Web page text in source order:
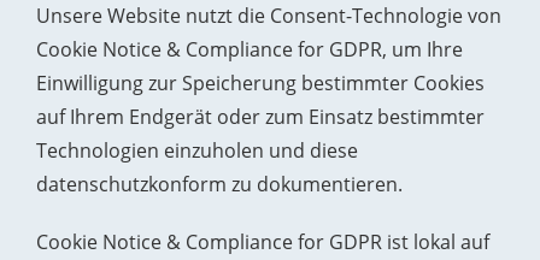
Unsere Website nutzt die Consent-Technologie von
Cookie Notice & Compliance for GDPR, um Ihre
Einwilligung zur Speicherung bestimmter Cookies
auf Ihrem Endgerät oder zum Einsatz bestimmter
Technologien einzuholen und diese
datenschutzkonform zu dokumentieren.
Cookie Notice & Compliance for GDPR ist lokal auf